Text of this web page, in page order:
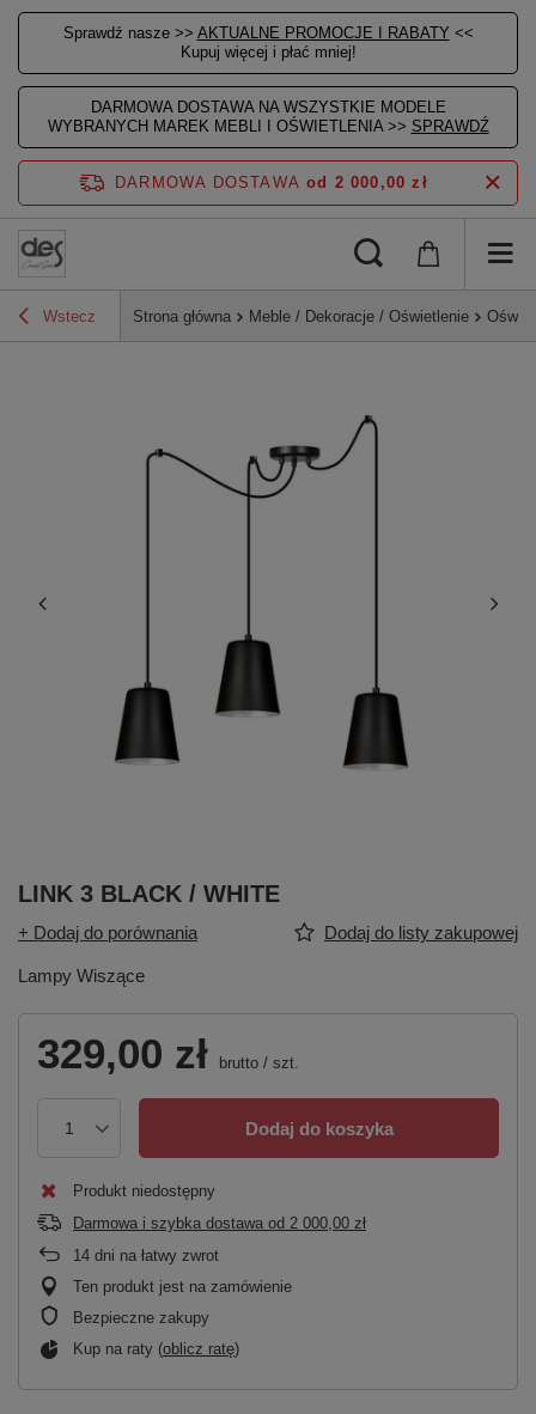
Sprawdź nasze >> AKTUALNE PROMOCJE I RABATY <<
Kupuj więcej i płać mniej!
DARMOWA DOSTAWA NA WSZYSTKIE MODELE
WYBRANYCH MAREK MEBLI I OŚWIETLENIA >> SPRAWDŹ
DARMOWA DOSTAWA od 2 000,00 zł
Wstecz Strona główna Meble / Dekoracje / Oświetlenie
LINK 3 BLACK / WHITE
+ Dodaj do porównania Dodaj do listy zakupowej
Lampy Wiszące
329,00 zł brutto / szt.
Dodaj do koszyka
Produkt niedostępny
Darmowa i szybka dostawa od 2 000,00 zł
14 dni na łatwy zwrot
Ten produkt jest na zamówienie
Bezpieczne zakupy
Kup na raty (oblicz ratę)